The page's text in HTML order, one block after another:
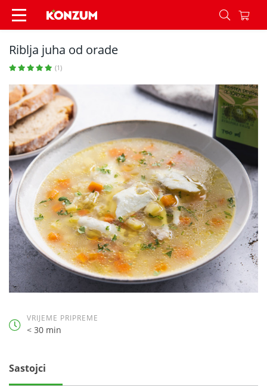
Riblja juha od orade - Recepti - Konzum
Riblja juha od orade
(1)
VRIJEME PRIPREME
< 30 min
Sastojci